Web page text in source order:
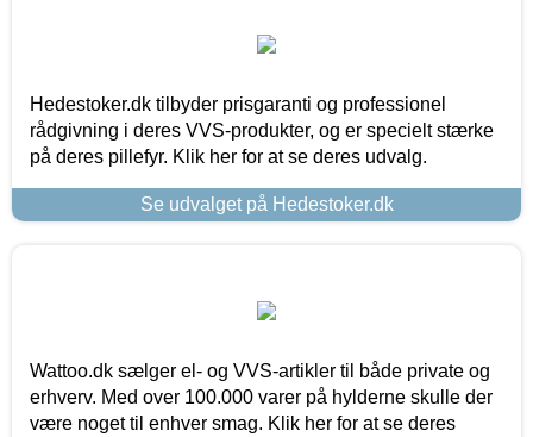
Hedestoker.dk tilbyder prisgaranti og professionel
rådgivning i deres VVS-produkter, og er specielt stærke
på deres pillefyr. Klik her for at se deres udvalg.
Se udvalget på Hedestoker.dk
Wattoo.dk sælger el- og VVS-artikler til både private og
erhverv. Med over 100.000 varer på hylderne skulle der
være noget til enhver smag. Klik her for at se deres